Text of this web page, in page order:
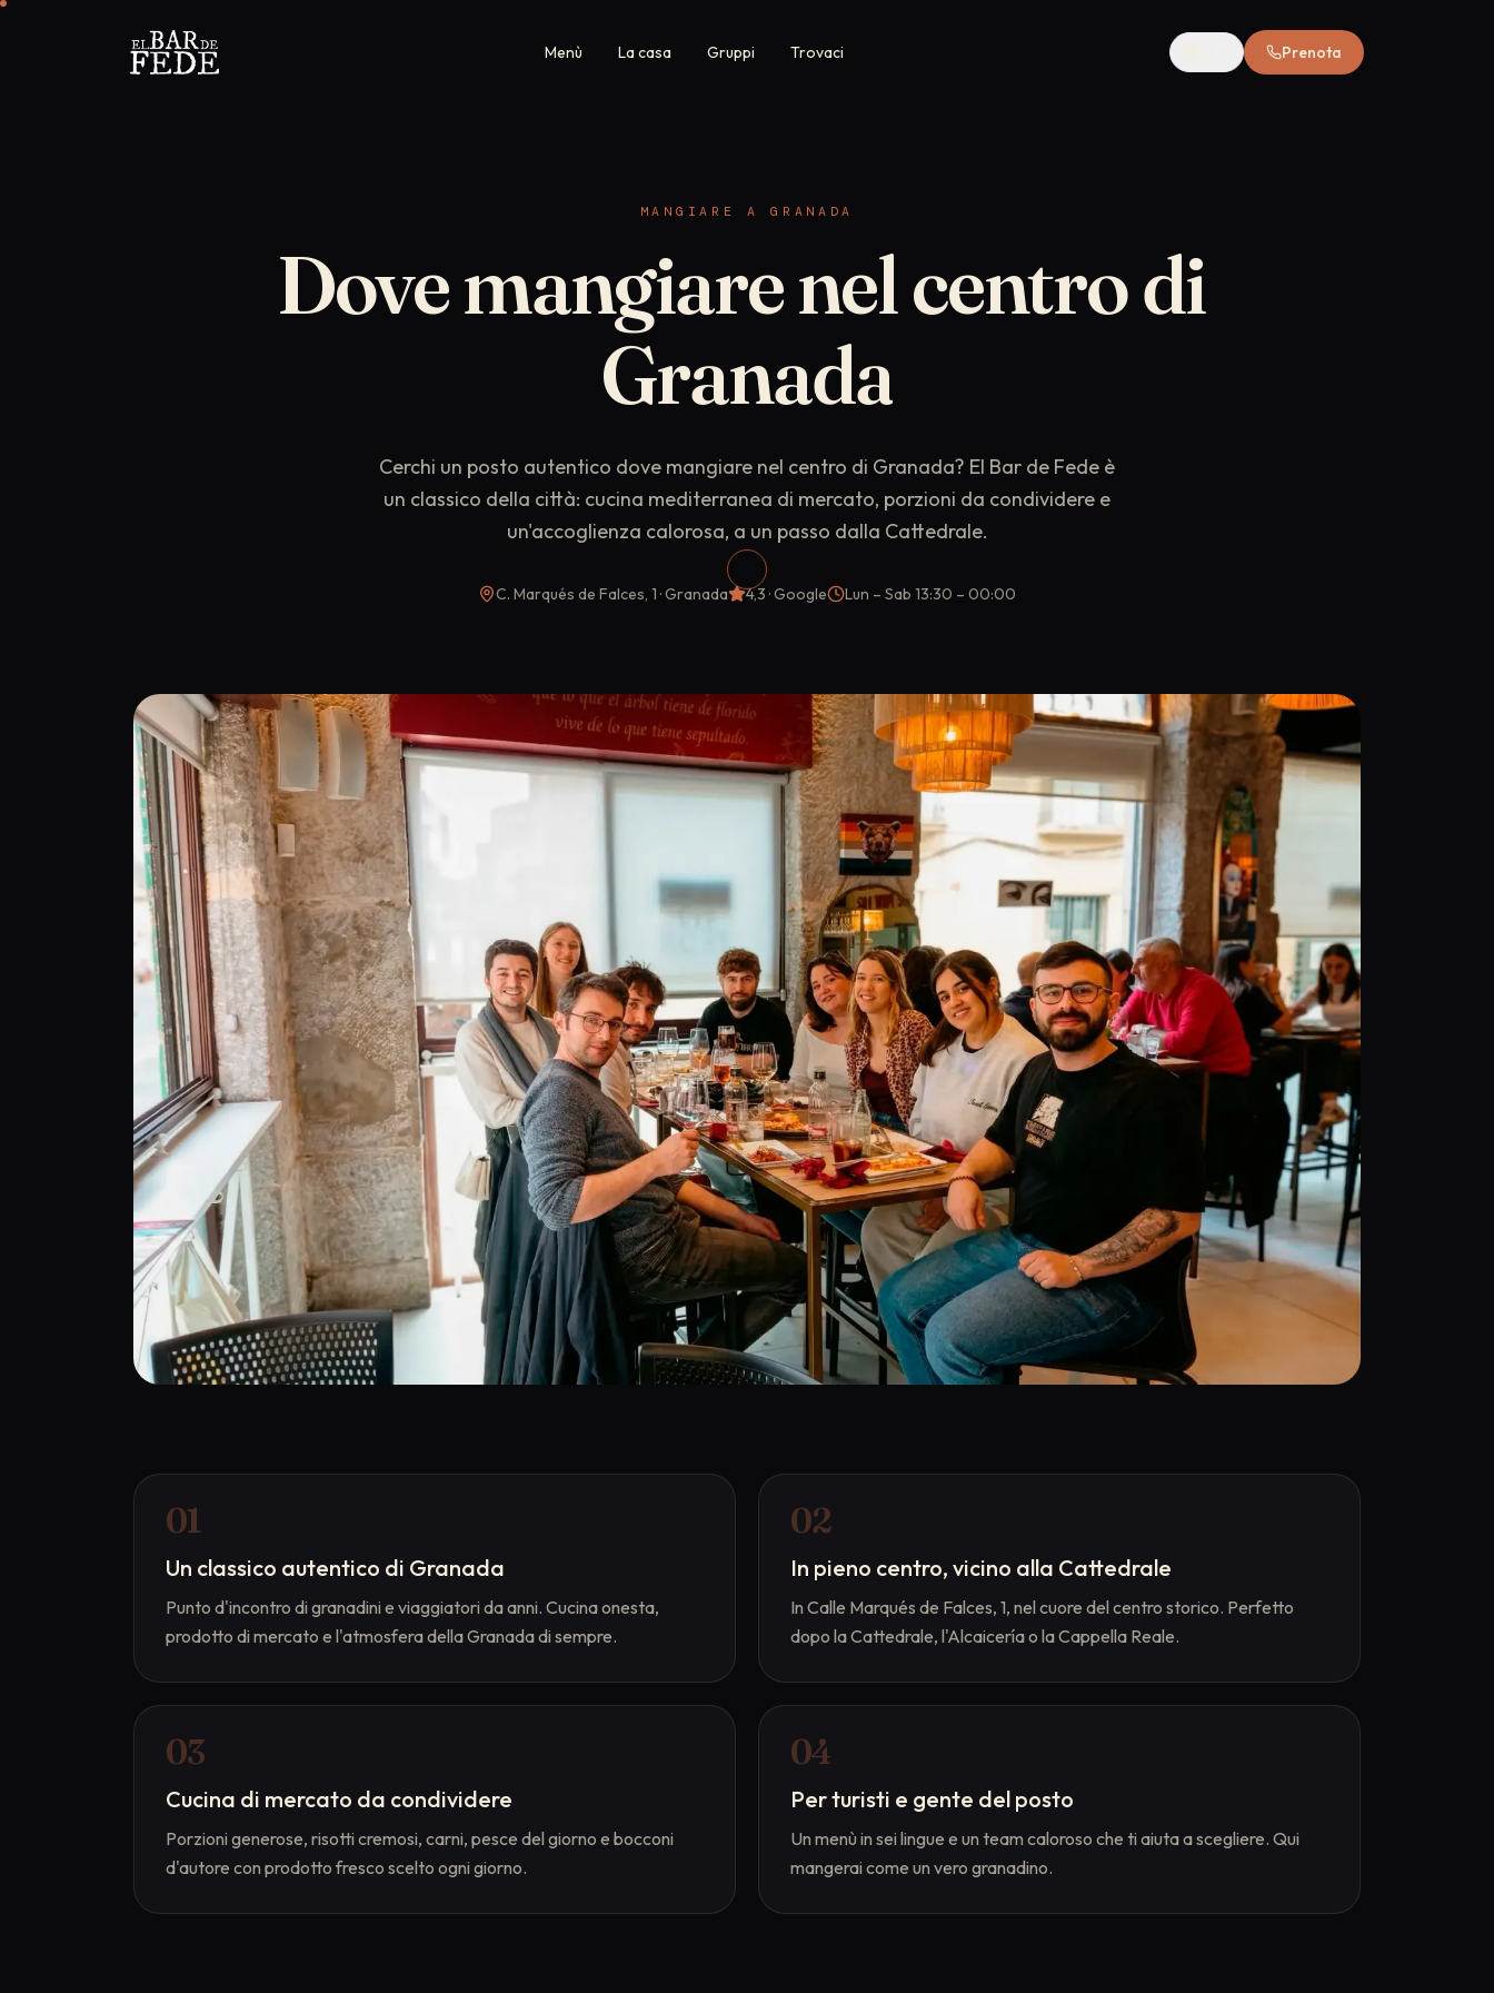
Menù La casa Gruppi Trovaci Prenota
MANGIARE A GRANADA
Dovemangiarenelcentrodi
Granada
Cerchi un posto autentico dove mangiare nel centro di Granada? El Bar de Fede è
un classico della città: cucina mediterranea di mercato, porzioni da condividere e
un'accoglienza calorosa, a un passo dalla Cattedrale.
C. Marqués de Falces, 1 · Granada 4,3 · Google Lun – Sab 13:30 – 00:00
01
Un classico autentico di Granada
Punto d'incontro di granadini e viaggiatori da anni. Cucina onesta,
prodotto di mercato e l'atmosfera della Granada di sempre.
02
In pieno centro, vicino alla Cattedrale
In Calle Marqués de Falces, 1, nel cuore del centro storico. Perfetto
dopo la Cattedrale, l'Alcaicería o la Cappella Reale.
03
Cucina di mercato da condividere
Porzioni generose, risotti cremosi, carni, pesce del giorno e bocconi
d'autore con prodotto fresco scelto ogni giorno.
04
Per turisti e gente del posto
Un menù in sei lingue e un team caloroso che ti aiuta a scegliere. Qui
mangerai come un vero granadino.